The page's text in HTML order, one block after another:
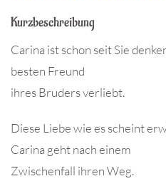
Kurzbeschreibung
Carina ist schon seit Sie
besten Freund
ihres Bruders verliebt.
Diese Liebe wie es scheint
Carina geht nach einem
Zwischenfall ihren Weg.